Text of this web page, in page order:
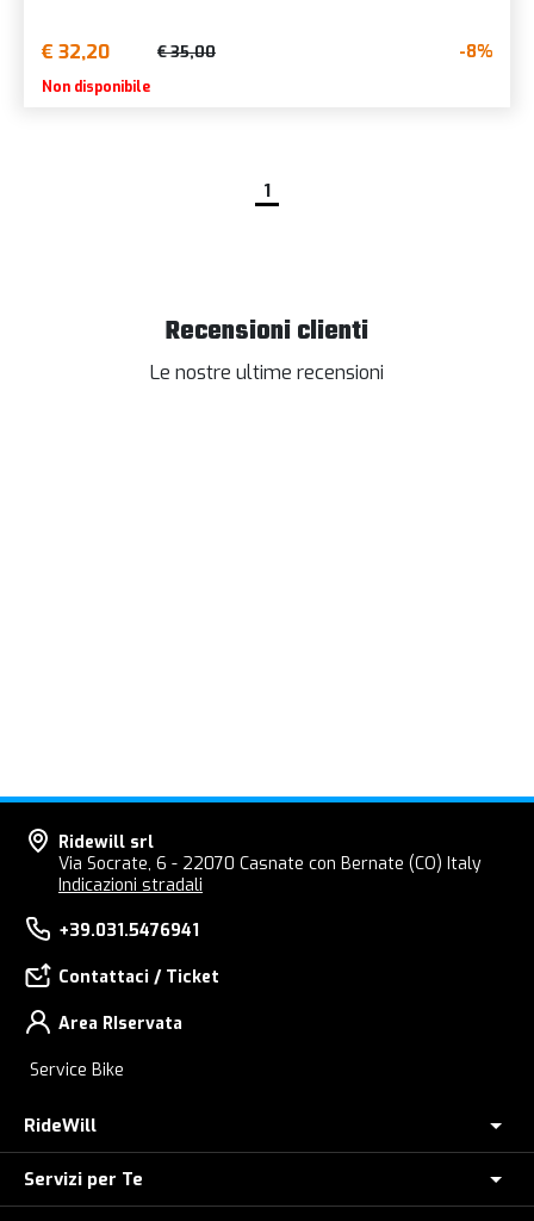
€ 32,20 € 35,00 -8%
Non disponibile
1
Recensioni clienti
Le nostre ultime recensioni
Ridewill srl
Via Socrate, 6 - 22070 Casnate con Bernate (CO) Italy
Indicazioni stradali
+39.031.5476941
Contattaci / Ticket
Area RIservata
Service Bike
RideWill
Chi Siamo
Servizi per Te